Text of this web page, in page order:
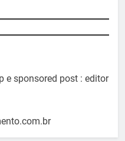
e sponsored post : editor